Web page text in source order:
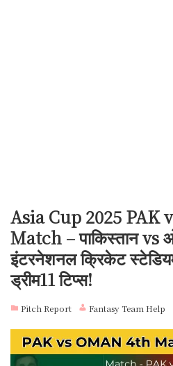
Asia Cup 2025 PAK
Match – पाकिस्तान vs
इंटरनेशनल क्रिकेट स्टेडियम
ड्रीम11 टिप्स!
Pitch Report Fantasy Team Help